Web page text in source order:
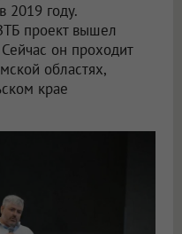
2019 году.
проект вышел
он проходит
областях,
крае